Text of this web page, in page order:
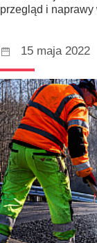
przegląd i
15 maja 2022